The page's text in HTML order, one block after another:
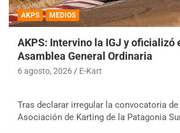
AKPS MEDIOS
AKPS: Intervino la IGJ y oficializó
Asamblea General Ordinaria
6 agosto, 2026 E-Kart
Tras declarar irregular la convocatoria
Asociación de Karting de la Patagonia